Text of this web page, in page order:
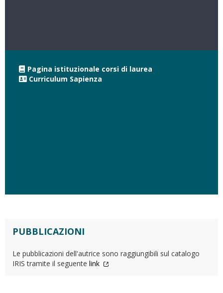
Pagina istituzionale corsi di laurea
Curriculum Sapienza
PUBBLICAZIONI
Le pubblicazioni dell'autrice sono raggiungibili sul catalogo
IRIS tramite il seguente link